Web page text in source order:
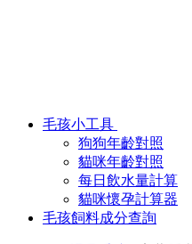
毛孩小工具
狗狗年齡對照
貓咪年齡對照
每日飲水量計算
貓咪懷孕計算器
毛孩飼料成分查詢